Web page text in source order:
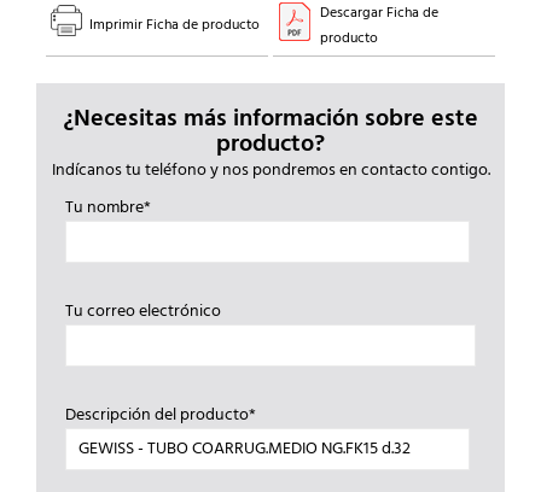
Imprimir Ficha de producto
Descargar Ficha de
producto
¿Necesitas más información sobre este
producto?
Indícanos tu teléfono y nos pondremos en contacto contigo.
Tu nombre*
Tu correo electrónico
Descripción del producto*